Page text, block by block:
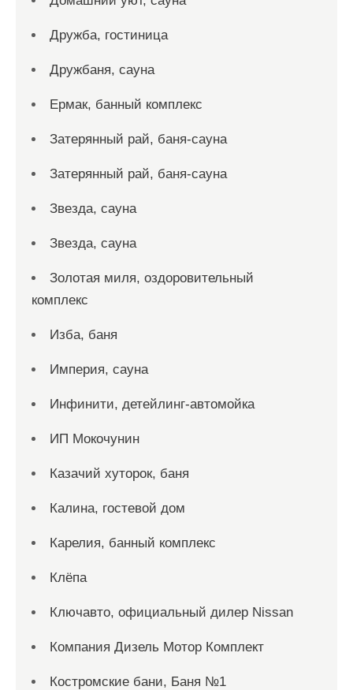
Дружба, гостиница
Дружбаня, сауна
Ермак, банный комплекс
Затерянный рай, баня-сауна
Затерянный рай, баня-сауна
Звезда, сауна
Звезда, сауна
Золотая миля, оздоровительный
комплекс
Изба, баня
Империя, сауна
Инфинити, детейлинг-автомойка
ИП Мокочунин
Казачий хуторок, баня
Калина, гостевой дом
Карелия, банный комплекс
Клёпа
Ключавто, официальный дилер Nissan
Компания Дизель Мотор Комплект
Костромские бани, Баня №1